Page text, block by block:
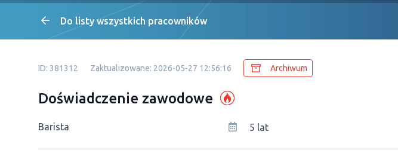
Do listy wszystkich pracowników
ID: 381312 Zaktualizowane: 2026-05-27 12:56:16 Archiwum
Doświadczenie zawodowe
Barista 5 lat